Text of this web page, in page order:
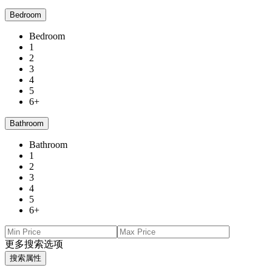
Bedroom
Bedroom
1
2
3
4
5
6+
Bathroom
Bathroom
1
2
3
4
5
6+
更多搜索选项
搜索属性